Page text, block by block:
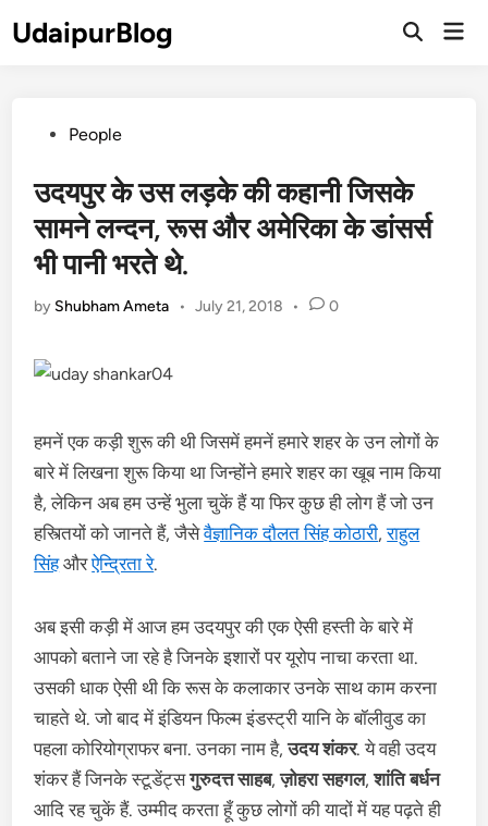
toUdaipurBlog
Open
PostedPeople
उदयपुर के उस लड़के की कहानी जिसके
सामने लन्दन, रूस और अमेरिका के डांसर्स
भी पानी भरते थे.
by Shubham Ameta • July 21, 2018 • 0
हमनें एक कड़ी शुरू की थी जिसमें हमनें हमारे शहर के उन लोगों के
बारे में लिखना शुरू किया था जिन्होंने हमारे शहर का खूब नाम किया
है, लेकिन अब हम उन्हें भुला चुकें हैं या फिर कुछ ही लोग हैं जो उन
हस्त्तियों को जानते हैं, जैसेवैज्ञानिक दौलत सिंह कोठारी,राहुल
सिंहऔरऐन्द्रिता रे.
अब इसी कड़ी में आज हम उदयपुर की एक ऐसी हस्ती के बारे में
आपको बताने जा रहे है जिनके इशारों पर यूरोप नाचा करता था.
उसकी धाक ऐसी थी कि रूस के कलाकार उनके साथ काम करना
चाहते थे. जो बाद में इंडियन फिल्म इंडस्ट्री यानि के बॉलीवुड का
पहला कोरियोग्राफर बना. उनका नाम है,उदय शंकर. ये वही उदय
शंकर हैं जिनके स्टूडेंट्सगुरुदत्त साहब,ज़ोहरा सहगल,शांति बर्धन
आदि रह चुकें हैं. उम्मीद करता हूँ कुछ लोगों की यादों में यह पढ़ते ही